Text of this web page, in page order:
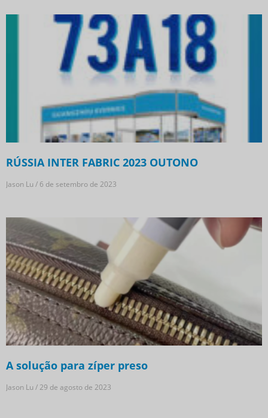
RÚSSIA INTER FABRIC 2023 OUTONO
Jason Lu 6 de setembro de 2023
A solução para zíper preso
Jason Lu 29 de agosto de 2023